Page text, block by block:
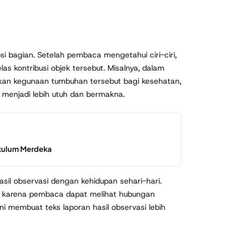
bagian. Setelah pembaca mengetahui ciri-ciri,
kontribusi objek tersebut. Misalnya, dalam
kegunaan tumbuhan tersebut bagi kesehatan,
lebih utuh dan bermakna.
Merdeka
observasi dengan kehidupan sehari-hari.
pembaca dapat melihat hubungan
membuat teks laporan hasil observasi lebih